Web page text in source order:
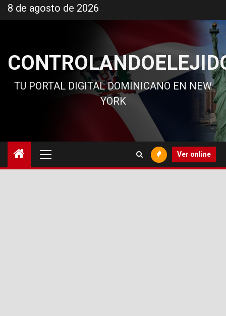
al
8 de agosto de 2026
TU PORTAL DIGITAL DOMINICANO EN NEW
YORK
principal
Ver online